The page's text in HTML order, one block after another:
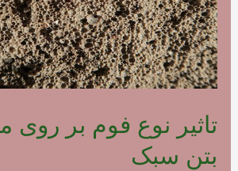
تاثیر نوع فوم بر روی
بتن سبک